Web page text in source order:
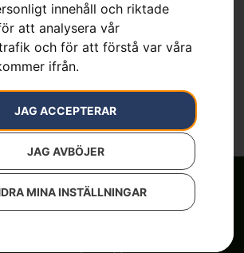
innehåll och riktade
att analysera vår
och för att förstå var våra
ifrån.
JAG ACCEPTERAR
JAG AVBÖJER
MINA INSTÄLLNINGAR
och åkgräsklippare i Uddevalla.